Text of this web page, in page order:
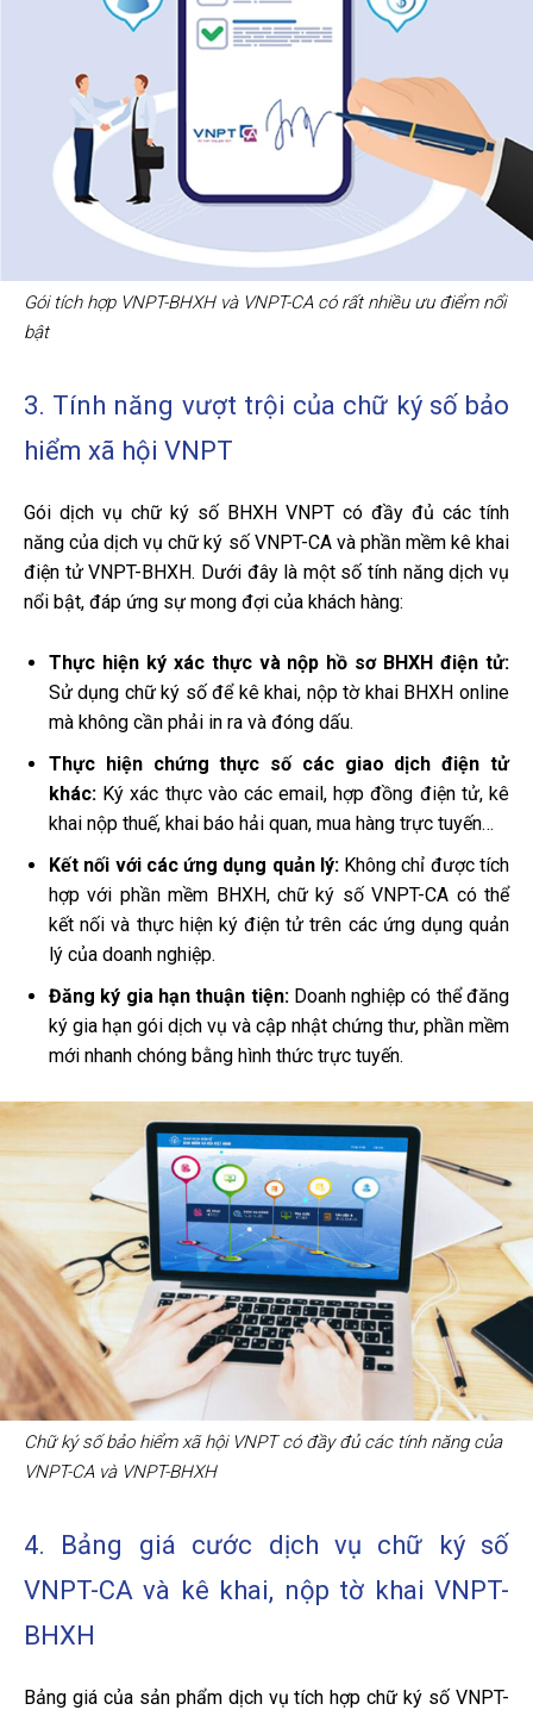
Gói tích hợp VNPT-BHXH và VNPT-CA có rất nhiều ưu điểm nổi
bật
3. Tính năng vượt trội của chữ ký số bảo
hiểm xã hội VNPT
Gói dịch vụ chữ ký số BHXH VNPT có đầy đủ các tính
năng của dịch vụ chữ ký số VNPT-CA và phần mềm kê khai
điện tử VNPT-BHXH. Dưới đây là một số tính năng dịch vụ
nổi bật, đáp ứng sự mong đợi của khách hàng:
Thực hiện ký xác thực và nộp hồ sơ BHXH điện tử:
Sử dụng chữ ký số để kê khai, nộp tờ khai BHXH online
mà không cần phải in ra và đóng dấu.
Thực hiện chứng thực số các giao dịch điện tử
khác: Ký xác thực vào các email, hợp đồng điện tử, kê
khai nộp thuế, khai báo hải quan, mua hàng trực tuyến…
Kết nối với các ứng dụng quản lý: Không chỉ được tích
hợp với phần mềm BHXH, chữ ký số VNPT-CA có thể
kết nối và thực hiện ký điện tử trên các ứng dụng quản
lý của doanh nghiệp.
Đăng ký gia hạn thuận tiện: Doanh nghiệp có thể đăng
ký gia hạn gói dịch vụ và cập nhật chứng thư, phần mềm
mới nhanh chóng bằng hình thức trực tuyến.
Chữ ký số bảo hiểm xã hội VNPT có đầy đủ các tính năng của
VNPT-CA và VNPT-BHXH
4. Bảng giá cước dịch vụ chữ ký số
VNPT-CA và kê khai, nộp tờ khai VNPT-
BHXH
Bảng giá của sản phẩm dịch vụ tích hợp chữ ký số VNPT-